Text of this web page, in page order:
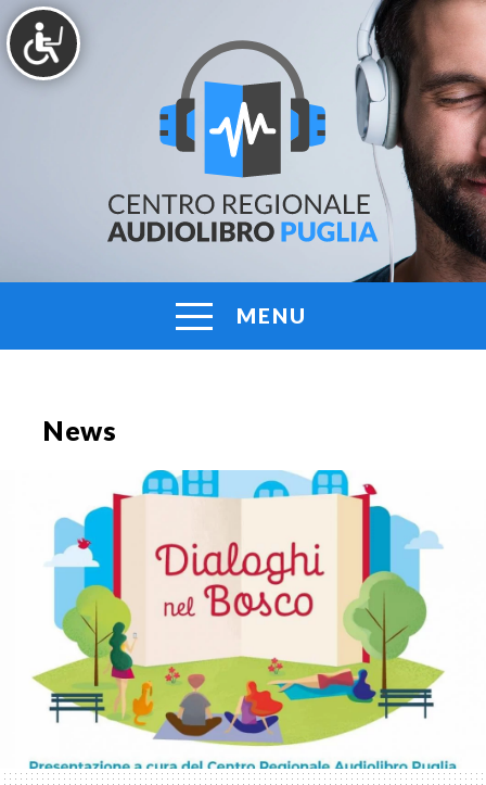
Vai
al
contenuto
AUDIOLIBRO
PUGLIA
Centro
Regionale
Puglia
MENU
News